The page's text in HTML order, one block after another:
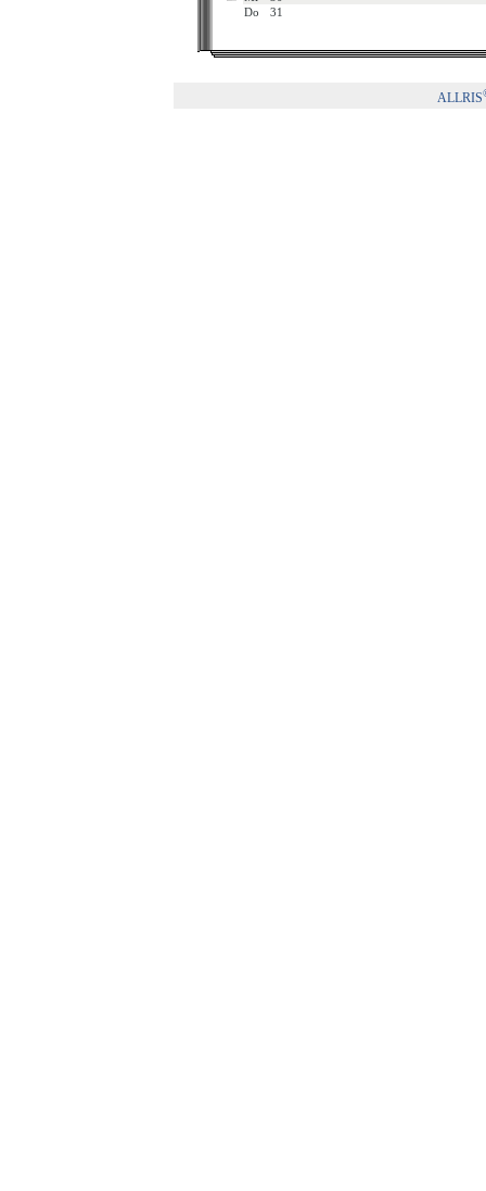
Do
31
ALLRIS